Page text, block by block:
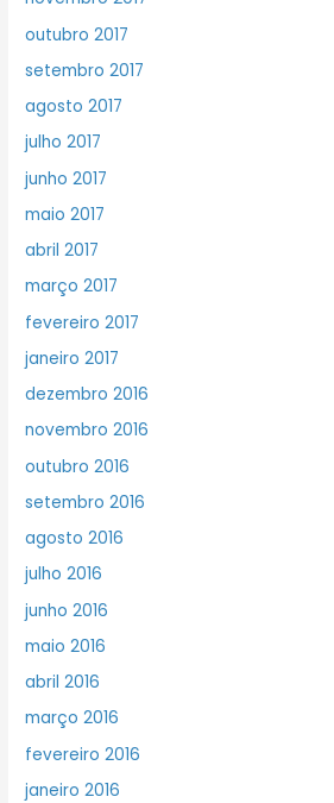
outubro 2017
setembro 2017
agosto 2017
julho 2017
junho 2017
maio 2017
abril 2017
março 2017
fevereiro 2017
janeiro 2017
dezembro 2016
novembro 2016
outubro 2016
setembro 2016
agosto 2016
julho 2016
junho 2016
maio 2016
abril 2016
março 2016
fevereiro 2016
janeiro 2016